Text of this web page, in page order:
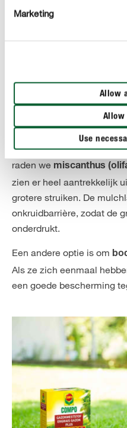
Marketing
Allow
Allow
Use
stukken grond in
. Deze laag heeft
de tuinslang hoeft te
Er zijn verschillende
miscanthus... Schors is
bloembedden. Voor het
raden we miscanthus
zien er heel aantrekkelijk
grotere struiken. De
onkruidbarrière, zodat de
onderdrukt.
Een andere optie is om
Als ze zich eenmaal
een goede bescherming